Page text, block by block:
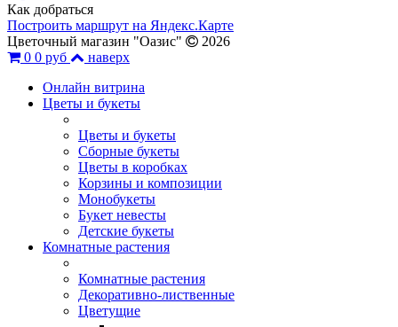
Как добраться
Построить маршрут на Яндекс.Карте
Цветочный магазин "Оазис"
2026
0 0 руб
наверх
Онлайн витрина
Цветы и букеты
Цветы и букеты
Сборные букеты
Цветы в коробках
Корзины и композиции
Монобукеты
Букет невесты
Детские букеты
Комнатные растения
Комнатные растения
Декоративно-лиственные
Цветущие